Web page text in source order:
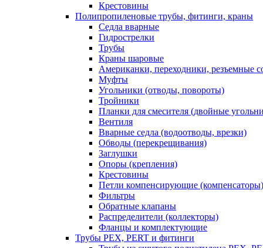
Крестовины
Полипропиленовые трубы, фитинги, краны
Седла вварные
Гидрострелки
Трубы
Краны шаровые
Американки, переходники, резъемные
Муфты
Угольники (отводы, повороты)
Тройники
Планки для смесителя (двойные
Вентиля
Вварные седла (водоотводы, врезки)
Обводы (перекрещивания)
Заглушки
Опоры (крепления)
Крестовины
Петли компенсирующие (компенсаторы)
Фильтры
Обратные клапаны
Распределители (коллекторы)
Фланцы и комплектующие
Трубы PEX, PERT и фитинги